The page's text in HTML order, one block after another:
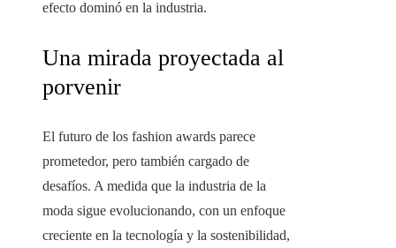
efecto dominó en la industria.
Una mirada proyectada al
porvenir
El futuro de los fashion awards parece
prometedor, pero también cargado de
desafíos. A medida que la industria de la
moda sigue evolucionando, con un enfoque
creciente en la tecnología y la sostenibilidad,